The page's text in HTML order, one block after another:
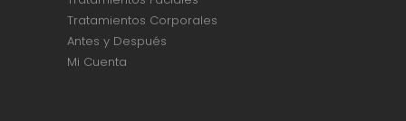
Tratamientos Corporales
Antes y Después
Mi Cuenta